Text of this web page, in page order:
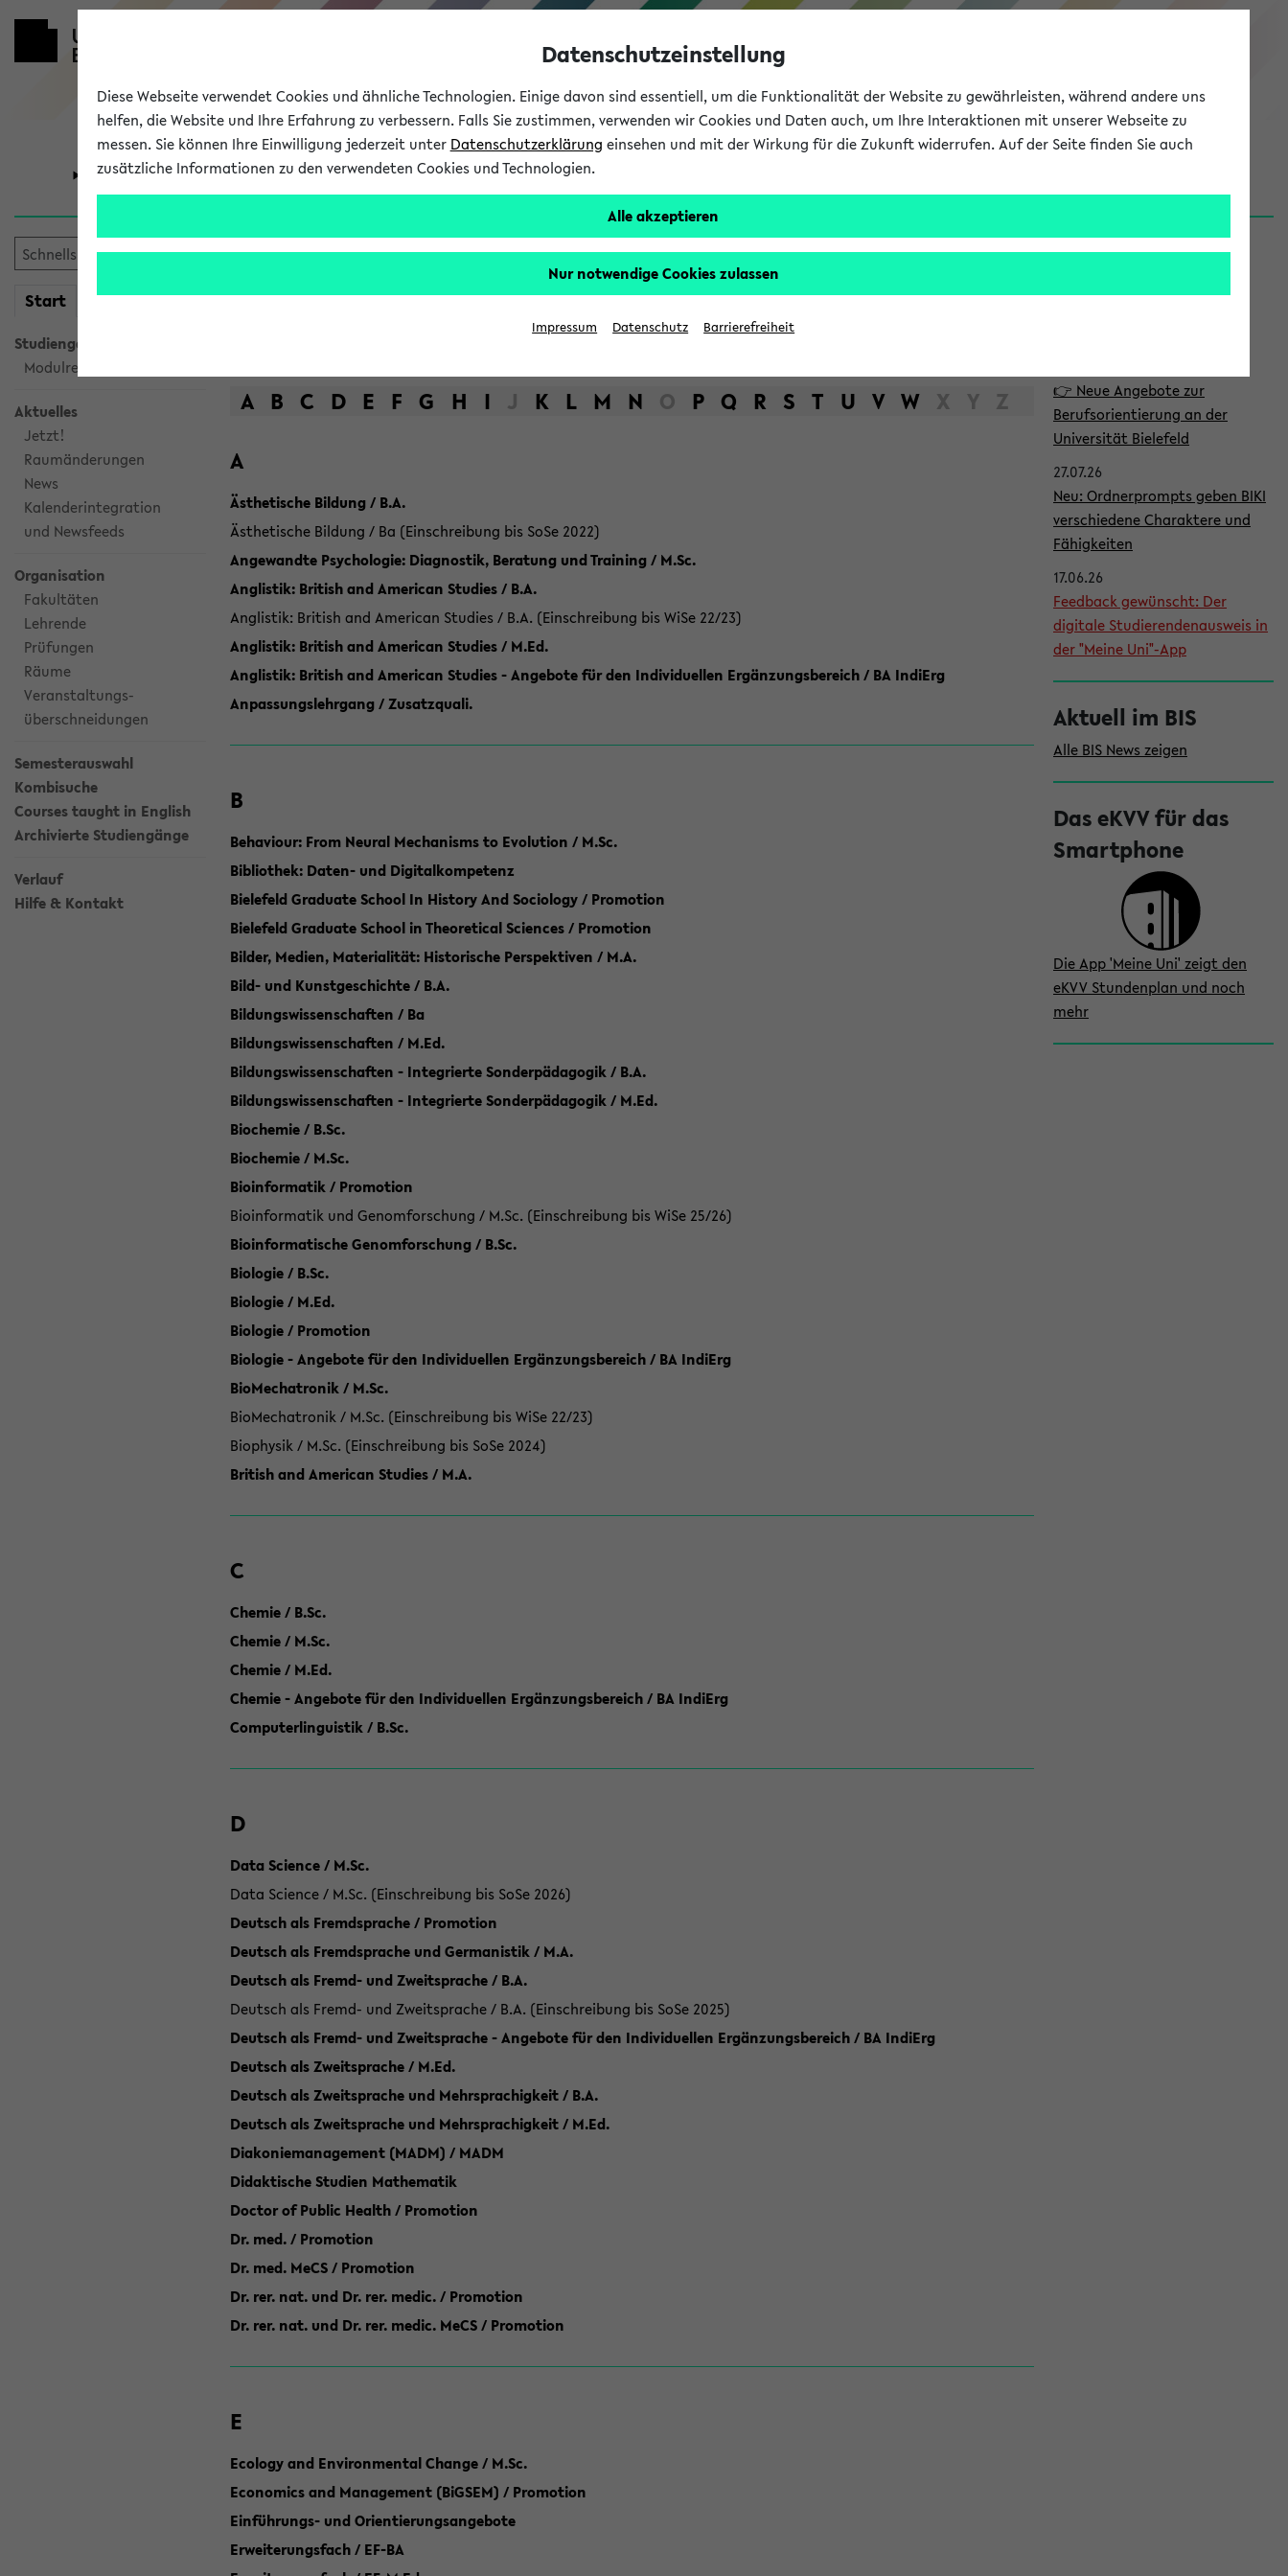
eKVV
Universität Forschung Studium
Start meineKVV
Studiengangsauswahl
Modulrecherche
Aktuelles
Jetzt!
Raumänderungen
News
Kalenderintegration
und Newsfeeds
Organisation
Fakultäten
Lehrende
Prüfungen
Räume
Veranstaltungs-
überschneidungen
Semesterauswahl
Kombisuche
Courses taught in English
Archivierte Studiengänge
Verlauf
Hilfe & Kontakt
Das Lehrangebot der Universität Bielefeld
A B C D E F G H I J K L M N O P Q R S T U V W X Y Z
A
Ästhetische Bildung / B.A.
Ästhetische Bildung / Ba (Einschreibung bis SoSe 2022)
Angewandte Psychologie: Diagnostik, Beratung und Training / M.Sc.
Anglistik: British and American Studies / B.A.
Anglistik: British and American Studies / B.A. (Einschreibung bis WiSe 22/23)
Anglistik: British and American Studies / M.Ed.
Anglistik: British and American Studies - Angebote für den Individuellen Ergänzungsbereich / BA IndiErg
Anpassungslehrgang / Zusatzquali.
B
Behaviour: From Neural Mechanisms to Evolution / M.Sc.
Bibliothek: Daten- und Digitalkompetenz
Bielefeld Graduate School In History And Sociology / Promotion
Bielefeld Graduate School in Theoretical Sciences / Promotion
Bilder, Medien, Materialität: Historische Perspektiven / M.A.
Bild- und Kunstgeschichte / B.A.
Bildungswissenschaften / Ba
Bildungswissenschaften / M.Ed.
Bildungswissenschaften - Integrierte Sonderpädagogik / B.A.
Bildungswissenschaften - Integrierte Sonderpädagogik / M.Ed.
Biochemie / B.Sc.
Biochemie / M.Sc.
Bioinformatik / Promotion
Bioinformatik und Genomforschung / M.Sc. (Einschreibung bis WiSe 25/26)
Bioinformatische Genomforschung / B.Sc.
Biologie / B.Sc.
Biologie / M.Ed.
Biologie / Promotion
Biologie - Angebote für den Individuellen Ergänzungsbereich / BA IndiErg
BioMechatronik / M.Sc.
BioMechatronik / M.Sc. (Einschreibung bis WiSe 22/23)
Biophysik / M.Sc. (Einschreibung bis SoSe 2024)
British and American Studies / M.A.
C
Chemie / B.Sc.
Chemie / M.Sc.
Chemie / M.Ed.
Chemie - Angebote für den Individuellen Ergänzungsbereich / BA IndiErg
Computerlinguistik / B.Sc.
D
Data Science / M.Sc.
Data Science / M.Sc. (Einschreibung bis SoSe 2026)
Deutsch als Fremdsprache / Promotion
Deutsch als Fremdsprache und Germanistik / M.A.
Deutsch als Fremd- und Zweitsprache / B.A.
Deutsch als Fremd- und Zweitsprache / B.A. (Einschreibung bis SoSe 2025)
Deutsch als Fremd- und Zweitsprache - Angebote für den Individuellen Ergänzungsbereich / BA IndiErg
Deutsch als Zweitsprache / M.Ed.
Deutsch als Zweitsprache und Mehrsprachigkeit / B.A.
Deutsch als Zweitsprache und Mehrsprachigkeit / M.Ed.
Diakoniemanagement (MADM) / MADM
Didaktische Studien Mathematik
Doctor of Public Health / Promotion
Dr. med. / Promotion
Dr. med. MeCS / Promotion
Dr. rer. nat. und Dr. rer. medic. / Promotion
Dr. rer. nat. und Dr. rer. medic. MeCS / Promotion
E
Ecology and Environmental Change / M.Sc.
Economics and Management (BiGSEM) / Promotion
Einführungs- und Orientierungsangebote
Erweiterungsfach / EF-BA
S
i
News
👉 Neue Angebote zur
Berufsorientierung an der
Universität Bielefeld
27.07.26
Neu: Ordnerprompts geben BIKI
verschiedene Charaktere und
Fähigkeiten
17.06.26
Feedback gewünscht: Der
digitale Studierendenausweis in
der "Meine Uni"-App
Aktuell im BIS
Alle BIS News zeigen
Das eKVV für das
Smartphone
Die App 'Meine Uni' zeigt den
eKVV Stundenplan und noch
mehr
Datenschutzeinstellung
Diese Webseite verwendet Cookies und ähnliche Technologien. Einige davon sind essentiell, um die Funktionalität der Website zu gewährleisten, während andere uns
helfen, die Website und Ihre Erfahrung zu verbessern. Falls Sie zustimmen, verwenden wir Cookies und Daten auch, um Ihre Interaktionen mit unserer Webseite zu
messen. Sie können Ihre Einwilligung jederzeit unter Datenschutzerklärung einsehen und mit der Wirkung für die Zukunft widerrufen. Auf der Seite finden Sie auch
zusätzliche Informationen zu den verwendeten Cookies und Technologien.
Alle akzeptieren
Nur notwendige Cookies zulassen
Impressum Datenschutz Barrierefreiheit